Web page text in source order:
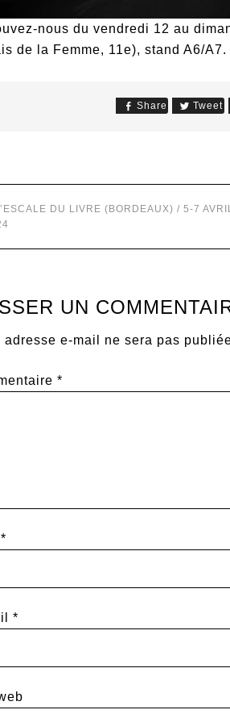
nous du vendredi 12 au
de la Femme, 11e), stand A6/A7.
Share Tweet
DU LIVRE (BORDEAUX) / 5-7
UN
adresse e-mail ne sera pas
*
*
*